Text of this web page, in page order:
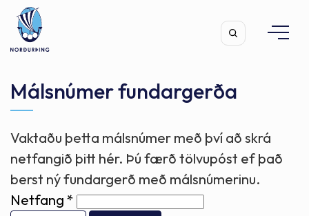
Leita
Málsnúmer fundargerða
Vaktaðu þetta málsnúmer með því að skrá
netfangið þitt hér. Þú færð tölvupóst ef það
berst ný fundargerð með málsnúmerinu.
Netfang